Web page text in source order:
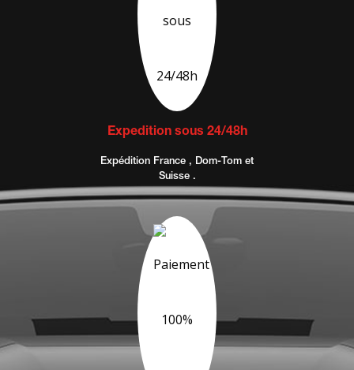
Expedition sous 24/48h
Expédition France , Dom-Tom et
Suisse .